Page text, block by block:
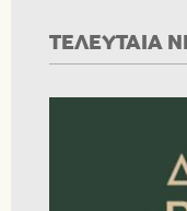
ΤΕΛΕΥΤΑΙΑ